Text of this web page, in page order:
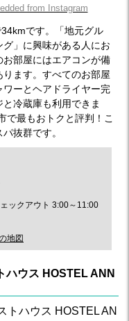
from Instagram
です。「地元グル
」に興味がある人にお
部屋にはエアコンが備
ます。すべてのお部屋
ーとヘアドライヤー完
冷蔵庫も利用できま
で最もおトクと評判！こ
抜群です。
ックアウト 3:00～11:00
地図
ハウス HOSTEL ANN